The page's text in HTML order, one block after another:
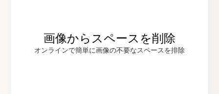
画像からスペースを削除
オンラインで簡単に画像の不要なスペースを排除